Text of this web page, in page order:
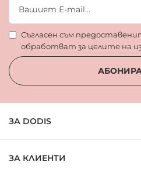
Съгласен съм
обработват за целите на
ЗА DODIS
ЗА КЛИЕНТИ